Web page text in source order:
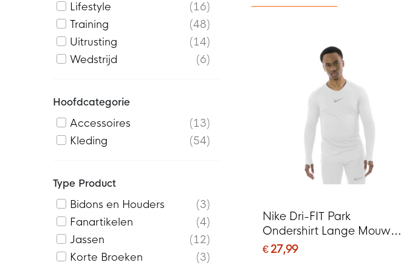
Nike Dri-FIT Park
Ondershirt Lange Mouwen
Wit Grijs
€ 27,99
Lifestyle
16
Training
48
Uitrusting
14
Wedstrijd
6
Hoofdcategorie
Accessoires
13
Kleding
54
Type Product
Bidons en Houders
3
Fanartikelen
4
Jassen
12
Korte Broeken
3